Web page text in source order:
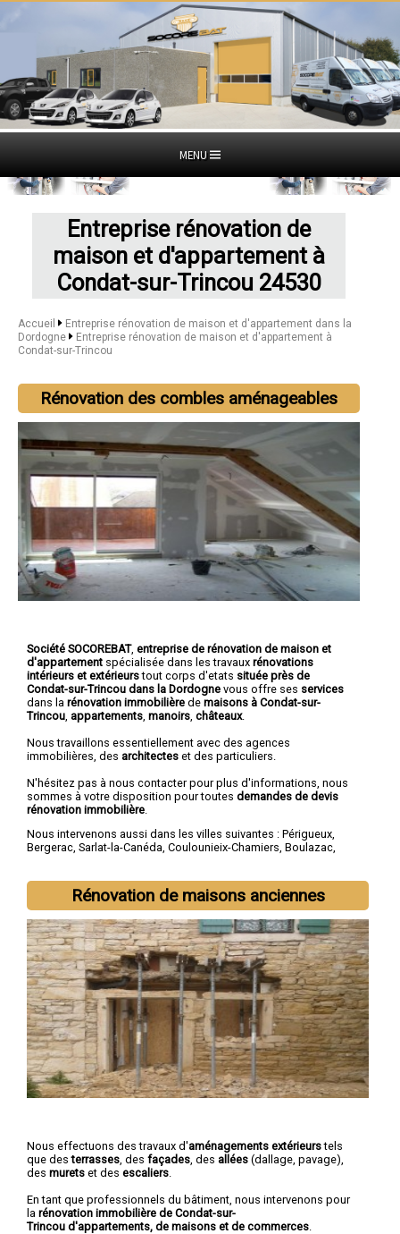
MENU
Entreprise rénovation de
maison et d'appartement à
Condat-sur-Trincou 24530
Accueil
Entreprise rénovation de maison et d'appartement dans la
Dordogne
Entreprise rénovation de maison et d'appartement à
Condat-sur-Trincou
Rénovation des combles aménageables
Société SOCOREBAT, entreprise de rénovation de maison et
d'appartement spécialisée dans les travaux rénovations
intérieurs et extérieurstout corps d'etats située près de
Condat-sur-Trincou dans la Dordogne vous offre ses services
dans la rénovation immobilière de maisons à Condat-sur-
Trincou appartements manoirs châteaux.
Nous travaillons essentiellement avec des agences
immobilières, des architectes et des particuliers.
N'hésitez pas à nous contacter pour plus d'informations, nous
sommes à votre disposition pour toutes demandes de devis
rénovation immobilière
Nous intervenons aussi dans les villes suivantes : Périgueux,
Bergerac, Sarlat-la-Canéda, Coulounieix-Chamiers, Boulazac,
Rénovation de maisons anciennes
Nous effectuons des travaux d'aménagements extérieurstels
que desterrasses , des façades , des allées (dallage, pavage),
des murets et des escaliers
En tant que professionnels du bâtiment, nous intervenons pour
la rénovation immobilière de Condat-sur-
Trincou d'appartements, de maisons et de commerces